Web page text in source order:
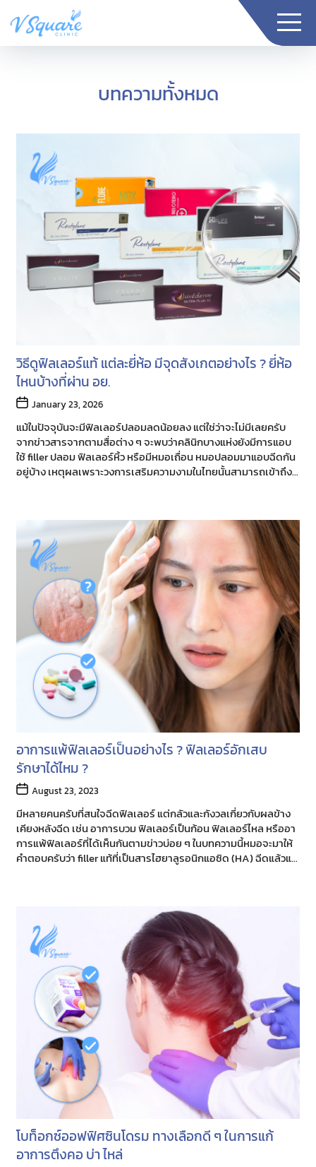
บทความทั้งหมด
วิธีดูฟิลเลอร์แท้ แต่ละยี่ห้อ มีจุดสังเกตอย่างไร ? ยี่ห้อ
ไหนบ้างที่ผ่าน อย.
Post
date
January 23, 2026
แม้ในปัจจุบันจะมีฟิลเลอร์ปลอมลดน้อยลง แต่ใช่ว่าจะไม่มีเลยครับ
จากข่าวสารจากตามสื่อต่าง ๆ จะพบว่าคลินิกบางแห่งยังมีการแอบ
ใช้ filler ปลอม ฟิลเลอร์หิ้ว หรือมีหมอเถื่อน หมอปลอมมาแอบฉีดกัน
อยู่บ้าง เหตุผลเพราะวงการเสริมความงามในไทยนั้นสามารถเข้าถึง
อาการแพ้ฟิลเลอร์เป็นอย่างไร ? ฟิลเลอร์อักเสบ
รักษาได้ไหม ?
Post
date
August 23, 2023
มีหลายคนครับที่สนใจฉีดฟิลเลอร์ แต่กลัวและกังวลเกี่ยวกับผลข้าง
เคียงหลังฉีด เช่น อาการบวม ฟิลเลอร์เป็นก้อน ฟิลเลอร์ไหล หรืออา
การแพ้ฟิลเลอร์ที่ได้เห็นกันตามข่าวบ่อย ๆ ในบทความนี้หมอจะมาให้
คำตอบครับว่า filler แท้ที่เป็นสารไฮยาลูรอนิกแอซิด (HA) ฉีดแล้วแพ้
โบท็อกซ์ออฟฟิศซินโดรม ทางเลือกดี ๆ ในการแก้
อาการตึงคอ บ่า ไหล่